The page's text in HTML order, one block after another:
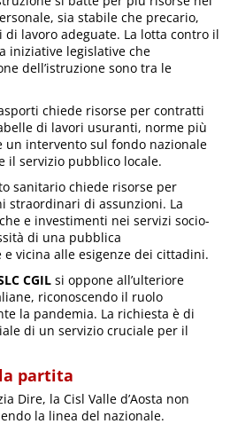
sia stabile che precario,
lavoro adeguate. La lotta contro il
iniziative legislative che
dell’istruzione sono tra le
chiede risorse per contratti
di lavori usuranti, norme più
un intervento sul fondo nazionale
il servizio pubblico locale.
sanitario chiede risorse per
straordinari di assunzioni. La
e investimenti nei servizi socio-
di una pubblica
vicina alle esigenze dei cittadini.
CGIL si oppone all’ulteriore
riconoscendo il ruolo
la pandemia. La richiesta è di
di un servizio cruciale per il
partita
Dire, la Cisl Valle d’Aosta non
la linea del nazionale.